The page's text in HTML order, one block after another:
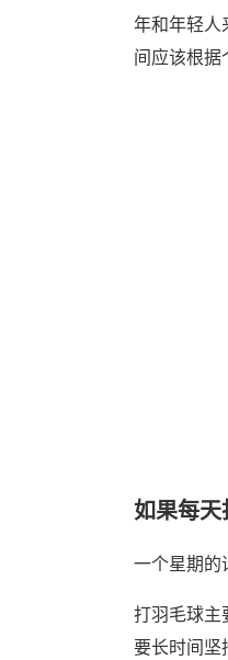
年和年轻人
间应该根据
如果每
一个星期的
打羽毛球主
要长时间坚